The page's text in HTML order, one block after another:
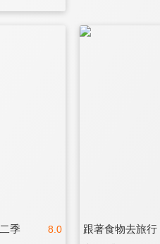
8.0
季 跟著食物去旅行